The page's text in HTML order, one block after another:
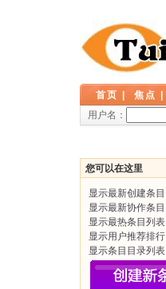
首页 焦点
用户名：
您可以在这里
显示最新创建条目
显示最新协作条目
显示最热条目列表
显示用户推荐排行
显示条目目录列表